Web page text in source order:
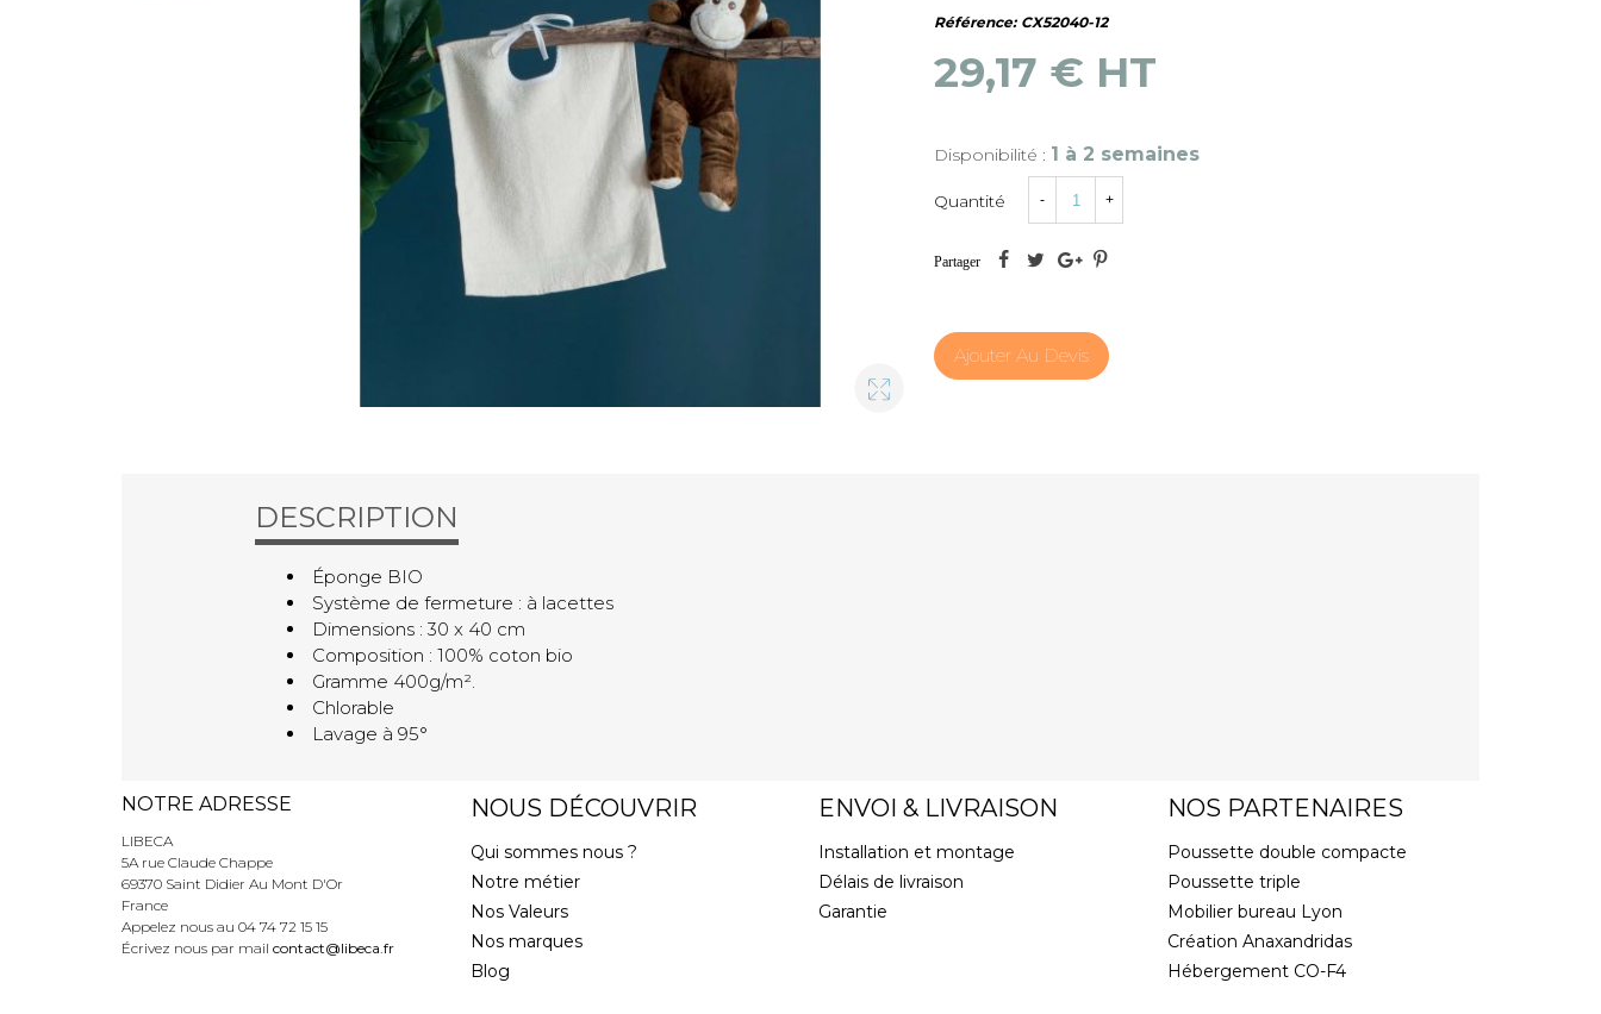
Référence: CX52040-12
29,17 € HT
Disponibilité : 1 à 2 semaines
Quantité - +
Partager
Ajouter Au Devis
DESCRIPTION
Éponge BIO
Système de fermeture : à lacettes
Dimensions : 30 x 40 cm
Composition : 100% coton bio
Gramme 400g/m².
Chlorable
Lavage à 95°
NOTRE ADRESSE
LIBECA
5A rue Claude Chappe
69370 Saint Didier Au Mont D'Or
France
Appelez nous au 04 74 72 15 15
Écrivez nous par mail contact@libeca.fr
NOUS DÉCOUVRIR
Qui sommes nous ?
Notre métier
Nos Valeurs
Nos marques
Blog
ENVOI & LIVRAISON
Installation et montage
Délais de livraison
Garantie
NOS PARTENAIRES
Poussette double compacte
Poussette triple
Mobilier bureau Lyon
Création Anaxandridas
Hébergement CO-F4